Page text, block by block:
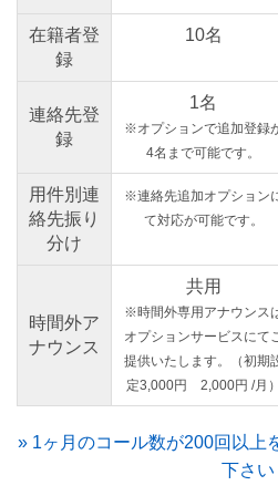
在籍者登
録
10名
連絡先登
録
1名
※オプションで追加登録
4名まで可能です。
用件別連
絡先振り
分け
※連絡先追加オプション
て対応が可能です。
時間外ア
ナウンス
共用
※時間外専用アナウンス
オプションサービスにて
提供いたします。（初期
定3,000円 2,000円 /月）
» 1ヶ月のコール数が200回以上
下さい